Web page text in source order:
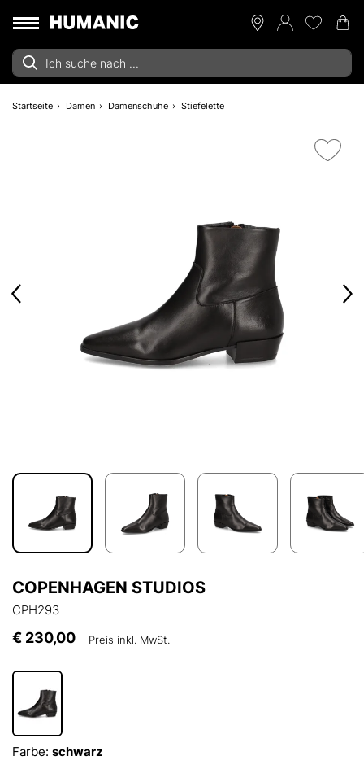
Startseite Damen Damenschuhe Stiefelette
COPENHAGEN STUDIOS
CPH293
€ 230,00 Preis inkl. MwSt.
Farbe: schwarz